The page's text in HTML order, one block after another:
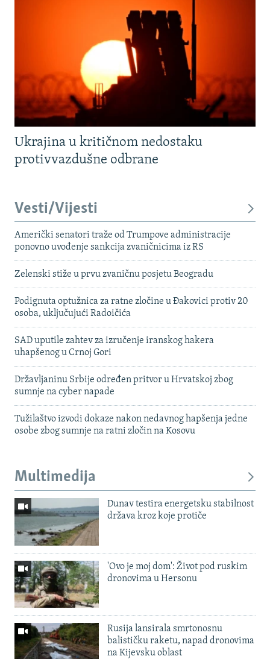
Ukrajina u kritičnom nedostaku
protivvazdušne odbrane
Vesti/Vijesti
Američki senatori traže od Trumpove administracije
ponovno uvođenje sankcija zvaničnicima iz RS
Zelenski stiže u prvu zvaničnu posjetu Beogradu
Podignuta optužnica za ratne zločine u Đakovici protiv 20
osoba, uključujući Radoičića
SAD uputile zahtev za izručenje iranskog hakera
uhapšenog u Crnoj Gori
Državljaninu Srbije određen pritvor u Hrvatskoj zbog
sumnje na cyber napade
Tužilaštvo izvodi dokaze nakon nedavnog hapšenja jedne
osobe zbog sumnje na ratni zločin na Kosovu
Multimedija
Dunav testira energetsku stabilnost
država kroz koje protiče
'Ovo je moj dom': Život pod ruskim
dronovima u Hersonu
Rusija lansirala smrtonosnu
balističku raketu, napad dronovima
na Kijevsku oblast